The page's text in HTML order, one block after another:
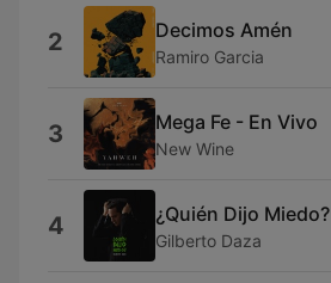
2 Decimos Amén
Ramiro Garcia
3 Mega Fe - En Vivo
New Wine
4 ¿Quién Dijo Miedo?
Gilberto Daza